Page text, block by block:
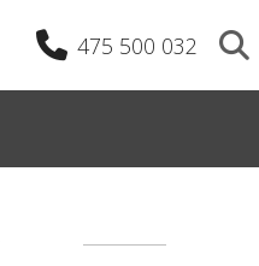
475 500 032